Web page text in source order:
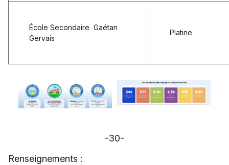
École Secondaire Gaétan
Gervais
Platine
-30-
Renseignements :